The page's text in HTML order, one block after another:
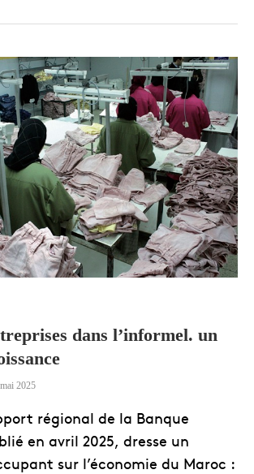
dans l’informel. un
2025
régional de la Banque
en avril 2025, dresse un
sur l’économie du Maroc :